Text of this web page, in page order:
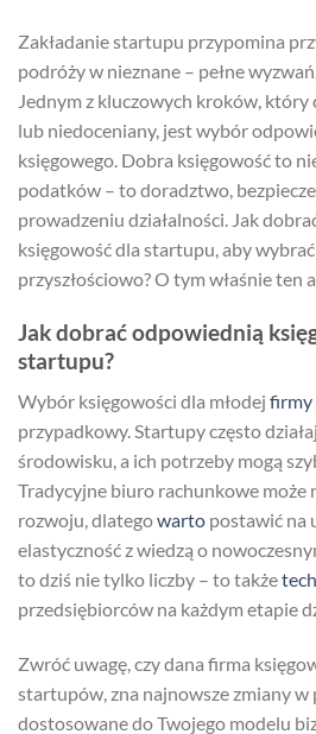
Zakładanie startupu przypomina
podróży w nieznane – pełne
Jednym z kluczowych kroków,
lub niedoceniany, jest wybór
księgowego. Dobra księgowość to
podatków – to doradztwo,
prowadzeniu działalności. Jak
księgowość dla startupu, aby
przyszłościowo? O tym właśnie ten
Jak dobrać odpowiednią
startupu?
Wybór księgowości dla młodej firmy
przypadkowy. Startupy często
środowisku, a ich potrzeby mogą
Tradycyjne biuro rachunkowe może
rozwoju, dlategowarto postawić na
elastyczność z wiedzą o
to dziś nie tylko liczby – to także
przedsiębiorców na każdym etapie
Zwróć uwagę, czy dana firma
startupów, zna najnowsze zmiany
dostosowane do Twojego modelu